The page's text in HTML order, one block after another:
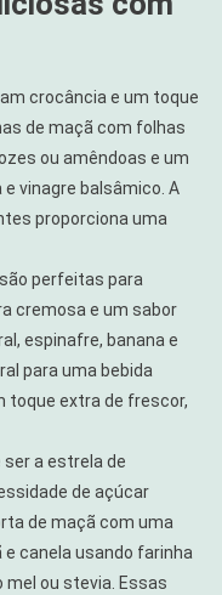
crocância e um toque
de maçã com folhas
ou amêndoas e um
vinagre balsâmico. A
proporciona uma
perfeitas para
cremosa e um sabor
espinafre, banana e
para uma bebida
toque extra de frescor,
ser a estrela de
de açúcar
de maçã com uma
canela usando farinha
ou stevia. Essas